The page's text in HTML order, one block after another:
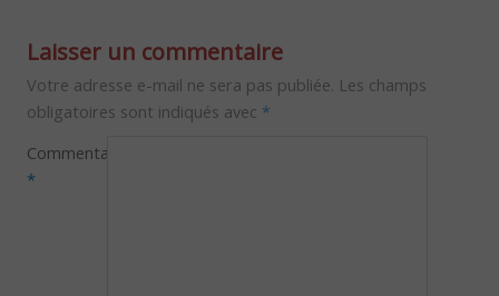
Laisser un commentaire
Votre adresse e-mail ne sera pas publiée. Les champs
obligatoires sont indiqués avec *
Commentaire
*